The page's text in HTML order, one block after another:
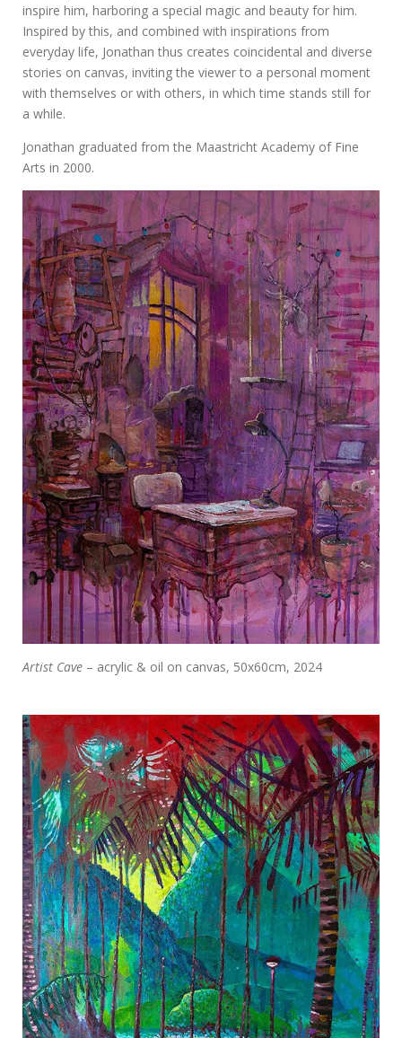
inspire him, harboring a special magic and beauty for him.
Inspired by this, and combined with inspirations from
everyday life, Jonathan thus creates coincidental and diverse
stories on canvas, inviting the viewer to a personal moment
with themselves or with others, in which time stands still for
a while.
Jonathan graduated from the Maastricht Academy of Fine
Arts in 2000.
Artist Cave – acrylic & oil on canvas, 50x60cm, 2024